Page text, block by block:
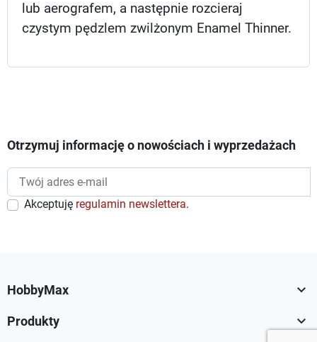
lub aerografem, a następnie rozcieraj
czystym pędzlem zwilżonym Enamel Thinner.
Otrzymuj informację o nowościach i wyprzedażach
Akceptuję regulamin newslettera.
HobbyMax 
Produkty 